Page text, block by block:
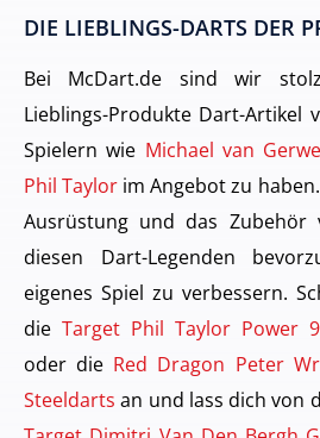
DIE LIEBLINGS-DARTS DER
Bei McDart.de sind wir
Lieblings-Produkte Dart-Artikel
Spielern wie Michael van
Phil Taylor im Angebot zu
Ausrüstung und das Zubehör
diesen Dart-Legenden
eigenes Spiel zu verbessern.
die Target Phil Taylor Power
oder die Red Dragon Peter
Steeldarts an und lass dich von